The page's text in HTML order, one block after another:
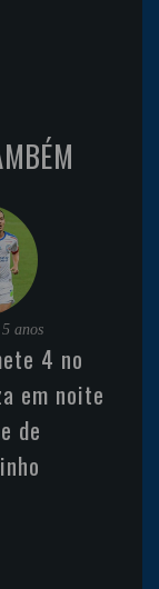
anos
4 no
em noite
de